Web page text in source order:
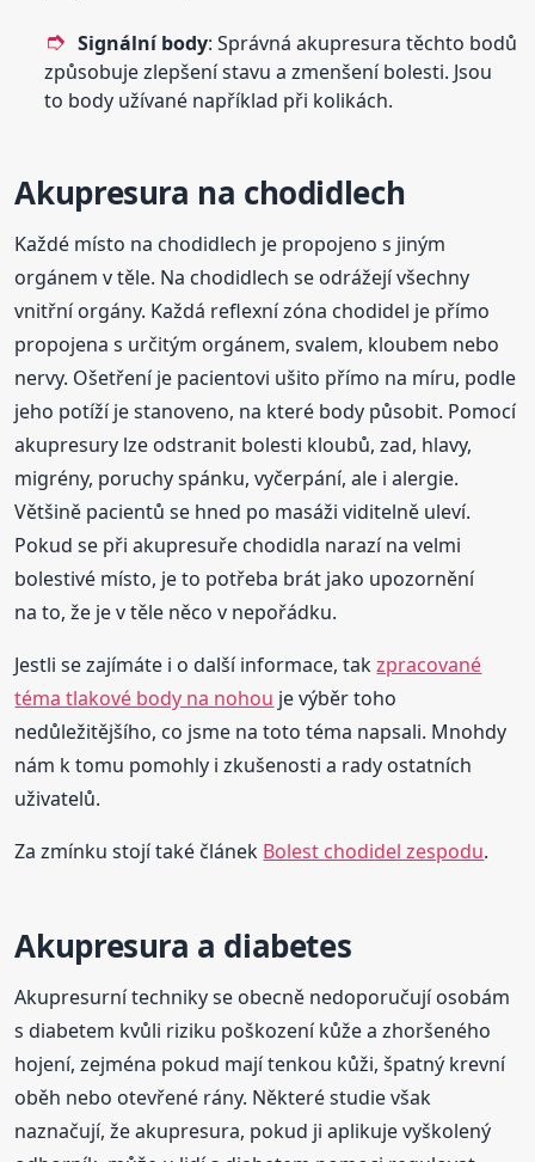
Signální body: Správná akupresura těchto bodů
způsobuje zlepšení stavu a zmenšení bolesti. Jsou
to body užívané například při kolikách.
Akupresura na chodidlech
Každé místo na chodidlech je propojeno s jiným
orgánem v těle. Na chodidlech se odrážejí všechny
vnitřní orgány. Každá reflexní zóna chodidel je přímo
propojena s určitým orgánem, svalem, kloubem nebo
nervy. Ošetření je pacientovi ušito přímo na míru, podle
jeho potíží je stanoveno, na které body působit. Pomocí
akupresury lze odstranit bolesti kloubů, zad, hlavy,
migrény, poruchy spánku, vyčerpání, ale i alergie.
Většině pacientů se hned po masáži viditelně uleví.
Pokud se při akupresuře chodidla narazí na velmi
bolestivé místo, je to potřeba brát jako upozornění
na to, že je v těle něco v nepořádku.
Jestli se zajímáte i o další informace, takzpracované
téma tlakové body na nohou je výběr toho
nedůležitějšího, co jsme na toto téma napsali. Mnohdy
nám k tomu pomohly i zkušenosti a rady ostatních
uživatelů.
Za zmínku stojí také článek Bolest chodidel zespodu.
Akupresura a diabetes
Akupresurní techniky se obecně nedoporučují osobám
s diabetem kvůli riziku poškození kůže a zhoršeného
hojení, zejména pokud mají tenkou kůži, špatný krevní
oběh nebo otevřené rány. Některé studie však
naznačují, že akupresura, pokud ji aplikuje vyškolený